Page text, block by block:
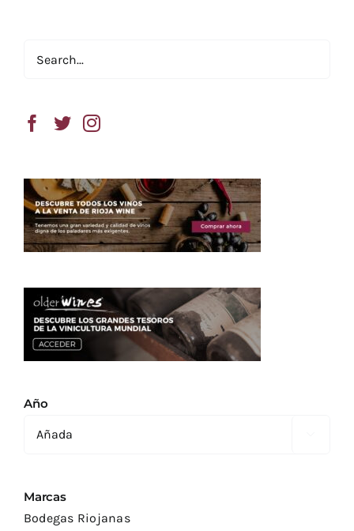
Año
Marcas
Bodegas Riojanas